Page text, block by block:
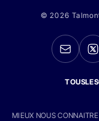
© 2026
MIEUX NOUS CONNAITRE